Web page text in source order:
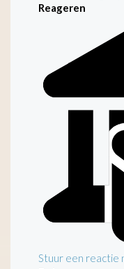
Reageren
Stuur een reactie